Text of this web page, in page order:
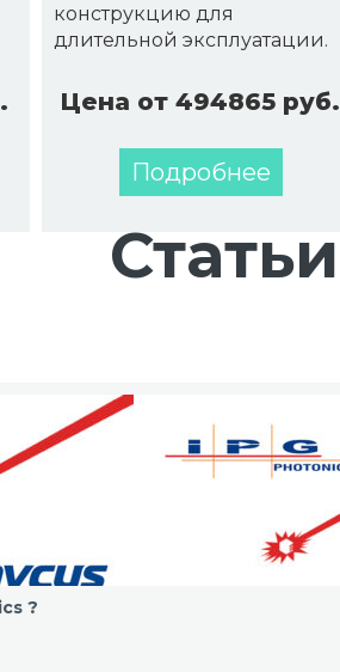
конструкцию для
длительной эксплуатации.
Цена от 494865 руб.
Подробнее
?